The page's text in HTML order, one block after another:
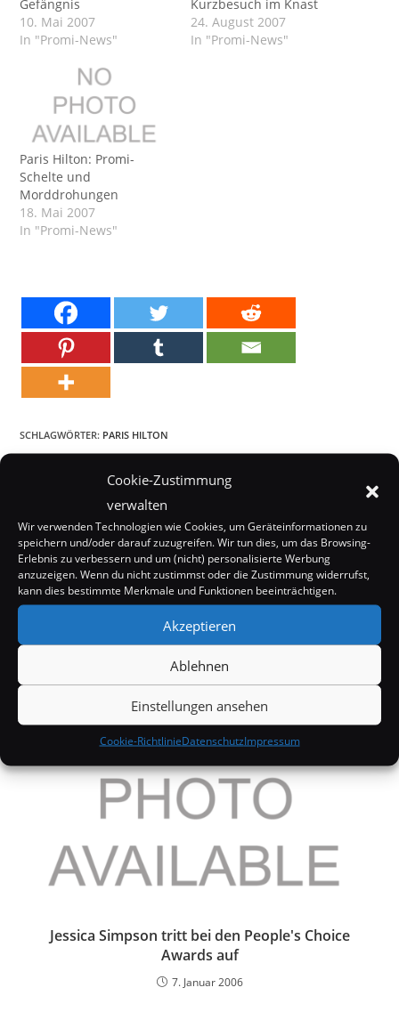
Cookie-Zustimmung
verwalten
Wir verwenden Technologien wie Cookies, um Geräteinformationen zu
speichern und/oder darauf zuzugreifen. Wir tun dies, um das Browsing-
Erlebnis zu verbessern und um (nicht) personalisierte Werbung
anzuzeigen. Wenn du nicht zustimmst oder die Zustimmung widerrufst,
kann dies bestimmte Merkmale und Funktionen beeinträchtigen.
Akzeptieren
Ablehnen
Einstellungen ansehen
Cookie-RichtlinieDatenschutzImpressum
Gefängnis
10. Mai 2007
In "Promi-News"
Kurzbesuch im Knast
24. August 2007
In "Promi-News"
Paris Hilton: Promi-
Schelte und
Morddrohungen
18. Mai 2007
In "Promi-News"
SCHLAGWÖRTER: PARIS HILTON
Artikel
ansehen
Vorheriger Beitrag
Paris Hilton: Promi-Schelte und Morddrohungen
Nächster Beitrag
Lindsay Lohan wieder im Entzug
DAS KÖNNTE DIR AUCH GEFALLEN
Jessica Simpson tritt bei den People's Choice
Awards auf
7. Januar 2006